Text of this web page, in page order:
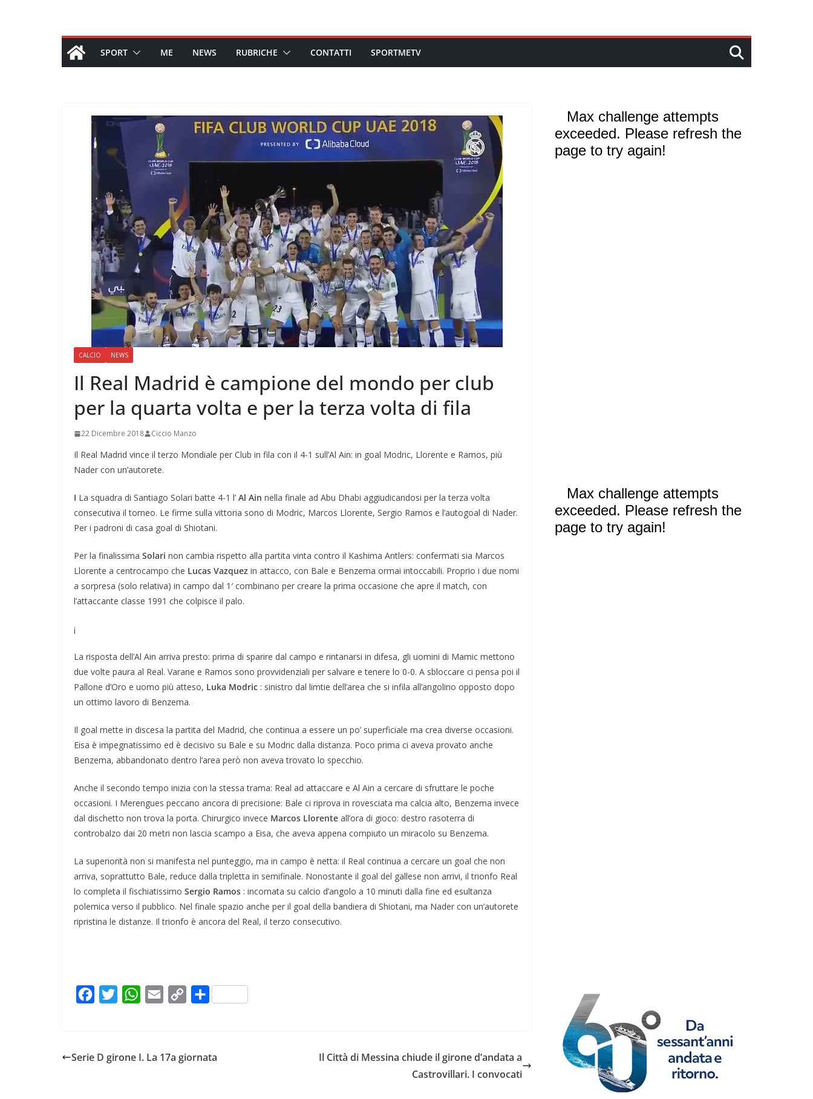
SPORT ME NEWS RUBRICHE CONTATTI SPORTMETV
CALCIO NEWS
Il Real Madrid è campione del mondo per club
per la quarta volta e per la terza volta di fila
22 Dicembre 2018 Ciccio Manzo
Il Real Madrid vince il terzo Mondiale per Club in fila con il 4-1 sull’Al Ain: in goal Modric, Llorente e Ramos, più
Nader con un’autorete.
I La squadra di Santiago Solari batte 4-1 l’ Al Ain nella finale ad Abu Dhabi aggiudicandosi per la terza volta
consecutiva il torneo. Le firme sulla vittoria sono di Modric, Marcos Llorente, Sergio Ramos e l’autogoal di Nader.
Per i padroni di casa goal di Shiotani.
Per la finalissima Solari non cambia rispetto alla partita vinta contro il Kashima Antlers: confermati sia Marcos
Llorente a centrocampo che Lucas Vazquez in attacco, con Bale e Benzema ormai intoccabili. Proprio i due nomi
a sorpresa (solo relativa) in campo dal 1′ combinano per creare la prima occasione che apre il match, con
l’attaccante classe 1991 che colpisce il palo.
¡
La risposta dell’Al Ain arriva presto: prima di sparire dal campo e rintanarsi in difesa, gli uomini di Mamic mettono
due volte paura al Real. Varane e Ramos sono provvidenziali per salvare e tenere lo 0-0. A sbloccare ci pensa poi il
Pallone d’Oro e uomo più atteso, Luka Modric : sinistro dal limtie dell’area che si infila all’angolino opposto dopo
un ottimo lavoro di Benzema.
Il goal mette in discesa la partita del Madrid, che continua a essere un po’ superficiale ma crea diverse occasioni.
Eisa è impegnatissimo ed è decisivo su Bale e su Modric dalla distanza. Poco prima ci aveva provato anche
Benzema, abbandonato dentro l’area però non aveva trovato lo specchio.
Anche il secondo tempo inizia con la stessa trama: Real ad attaccare e Al Ain a cercare di sfruttare le poche
occasioni. I Merengues peccano ancora di precisione: Bale ci riprova in rovesciata ma calcia alto, Benzema invece
dal dischetto non trova la porta. Chirurgico invece Marcos Llorente all’ora di gioco: destro rasoterra di
controbalzo dai 20 metri non lascia scampo a Eisa, che aveva appena compiuto un miracolo su Benzema.
La superiorità non si manifesta nel punteggio, ma in campo è netta: il Real continua a cercare un goal che non
arriva, soprattutto Bale, reduce dalla tripletta in semifinale. Nonostante il goal del gallese non arrivi, il trionfo Real
lo completa il fischiatissimo Sergio Ramos : incornata su calcio d’angolo a 10 minuti dalla fine ed esultanza
polemica verso il pubblico. Nel finale spazio anche per il goal della bandiera di Shiotani, ma Nader con un’autorete
ripristina le distanze. Il trionfo è ancora del Real, il terzo consecutivo.
W
C
Serie D girone I. La 17a giornata
Il Città di Messina chiude il girone d’andata a
Castrovillari. I convocati